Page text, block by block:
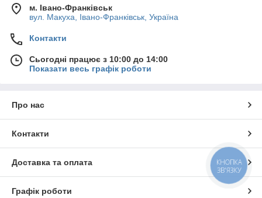
м. Івано-Франківськ
вул. Макуха, Івано-Франківськ, Україна
Контакти
Сьогодні працює з 10:00 до 14:00
Показати весь графік роботи
Про нас
Контакти
Доставка та оплата
Графік роботи
КНОПКА
ЗВ'ЯЗКУ